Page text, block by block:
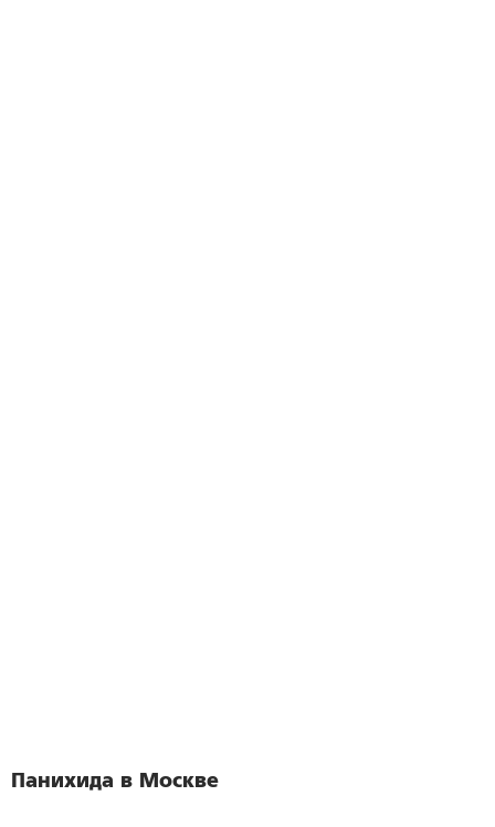
Панихида в Москве